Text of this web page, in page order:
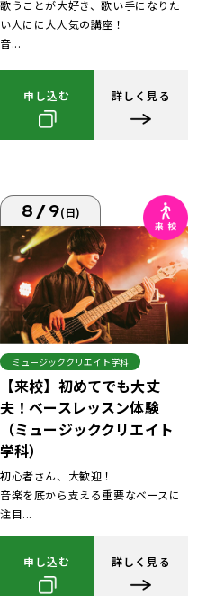
歌うことが大好き、歌い手になりた
い人にに大人気の講座！
音...
申し込む 詳しく見る
8/9(日)
ミュージッククリエイト学科
【来校】初めてでも大丈
夫！ベースレッスン体験
（ミュージッククリエイト
学科）
初心者さん、大歓迎！
音楽を底から支える重要なベースに
注目...
申し込む 詳しく見る